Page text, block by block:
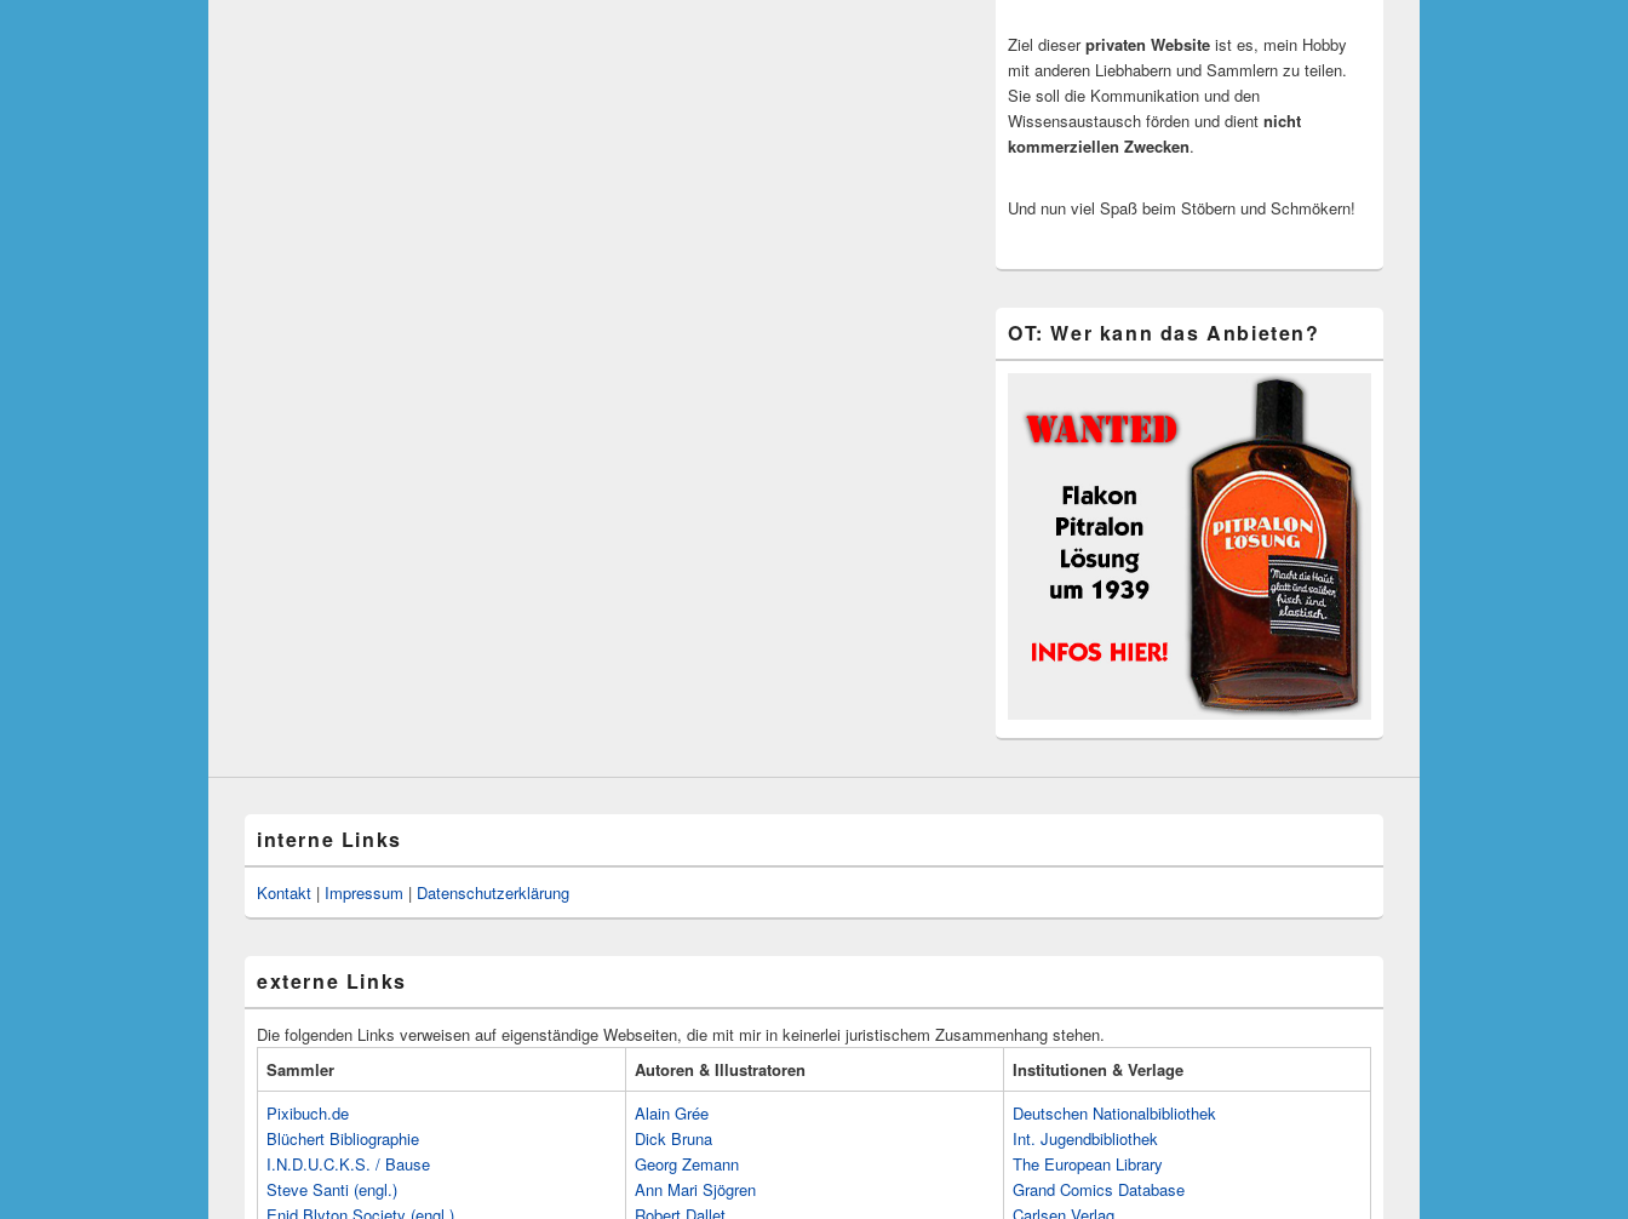
Ziel dieserprivaten Website ist es, mein Hobby
mit anderen Liebhabern und Sammlern zu teilen.
Sie soll die Kommunikation und den
Wissensaustausch förden und dient nicht
kommerziellen Zwecken.
Und nun viel Spaß beim Stöbern und Schmökern!
OT: Wer kann das Anbieten?
interne Links
Kontakt | Impressum | Datenschutzerklärung
externe Links
Die folgenden Links verweisen auf eigenständige Webseiten, die mit mir in keinerlei juristischem Zusammenhang stehen.
Sammler
Autoren & Illustratoren
Institutionen & Verlage
Pixibuch.de
Blüchert Bibliographie
I.N.D.U.C.K.S. / Bause
Steve Santi (engl.)
Alain Grée
Dick Bruna
Georg Zemann
Ann Mari Sjögren
Deutschen Nationalbibliothek
Int. Jugendbibliothek
The European Library
Grand Comics Database